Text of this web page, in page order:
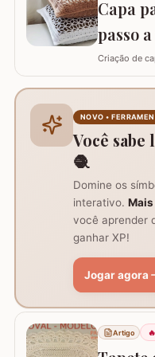
fios Barroco
Capa
passo
Criação de
prática para
Materiais
NOVO •
Você
🧶
Domine os
interativo.
você aprender
ganhar XP!
Jogar agora
Artigo